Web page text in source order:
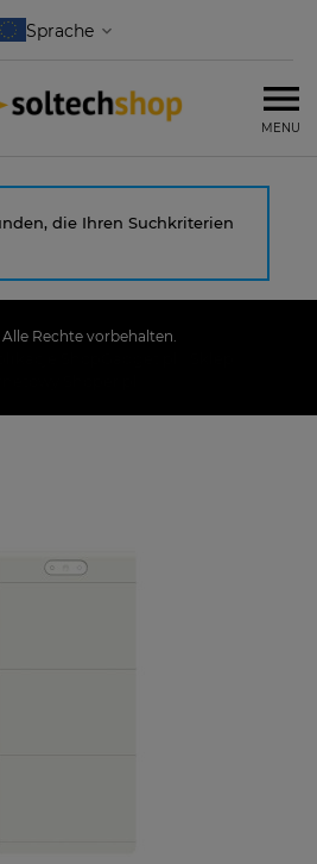
MENU
die Ihren Suchkriterien
Rechte vorbehalten.